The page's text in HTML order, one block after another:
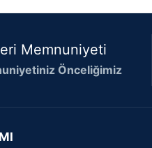
Memnuniyeti
Önceliğimiz